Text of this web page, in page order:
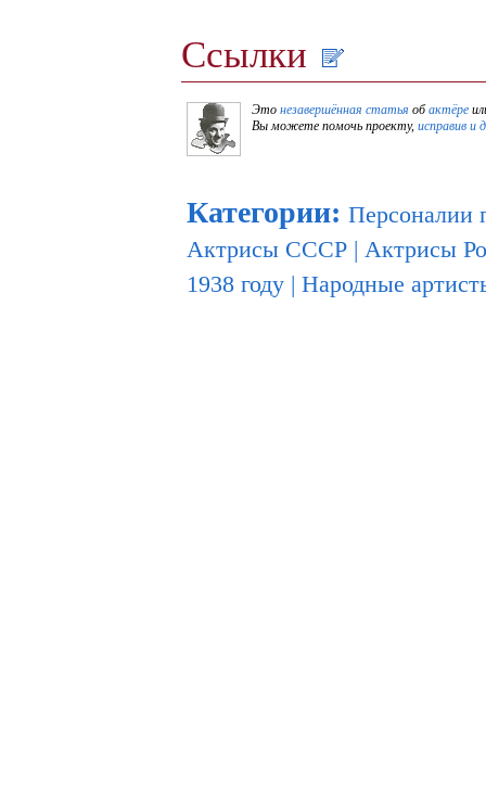
Ссылки
Это незавершённая статья обактёре
Вы можете помочь проекту, исправив и
Категории: Персоналии
Актрисы СССР | Актрисы
1938 году | Народные